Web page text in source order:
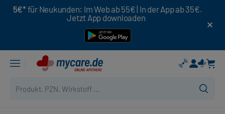
5€* für Neukunden: Im Web ab 55€ | In der App ab 35€.
Jetzt App downloaden